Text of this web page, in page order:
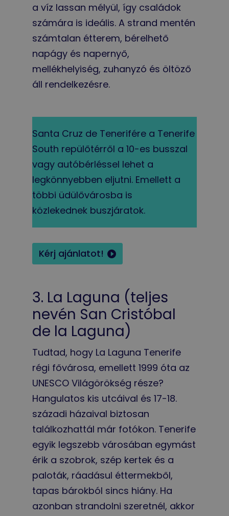
a víz lassan mélyül, így családok
számára is ideális. A strand mentén
számtalan étterem, bérelhető
napágy és napernyő,
mellékhelyiség, zuhanyzó és öltöző
áll rendelkezésre.
Santa Cruz de Tenerifére a Tenerife
South repülőtérről a 10-es busszal
vagy autóbérléssel lehet a
legkönnyebben eljutni. Emellett a
többi üdülővárosba is
közlekednek buszjáratok.
Kérj ajánlatot!
3. La Laguna (teljes
nevén San Cristóbal
de la Laguna)
Tudtad, hogy La Laguna Tenerife
régi fővárosa, emellett 1999 óta az
UNESCO Világörökség része?
Hangulatos kis utcáival és 17-18.
századi házaival biztosan
találkozhattál már fotókon. Tenerife
egyik legszebb városában egymást
érik a szobrok, szép kertek és a
paloták, ráadásul éttermekből,
tapas bárokból sincs hiány. Ha
azonban strandolni szeretnél, akkor